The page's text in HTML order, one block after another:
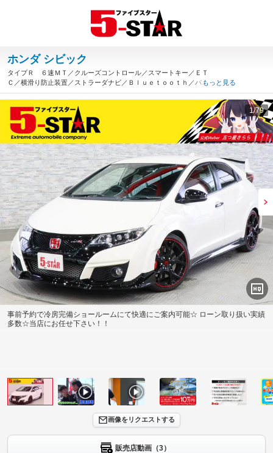
ホンダ シビック
タイプＲ ６速ＭＴ／クルーズコントロール／スマートキー／ＥＴ
Ｃ／横滑り防止装置／ストラーダナビ／Ｂｌｕｅｔｏｏｔｈ／バッ
クカメラ／地デジ／ＬＥＤオートライト／純正ＡＷ（埼玉県）
もっと見る
1/79
事前予約で冷房完備ショールームにて快適にご案内可能☆ ローン取り扱い実績
多数☆当店にお任せ下さい！！
画像をリクエストする
販売店動画（3）